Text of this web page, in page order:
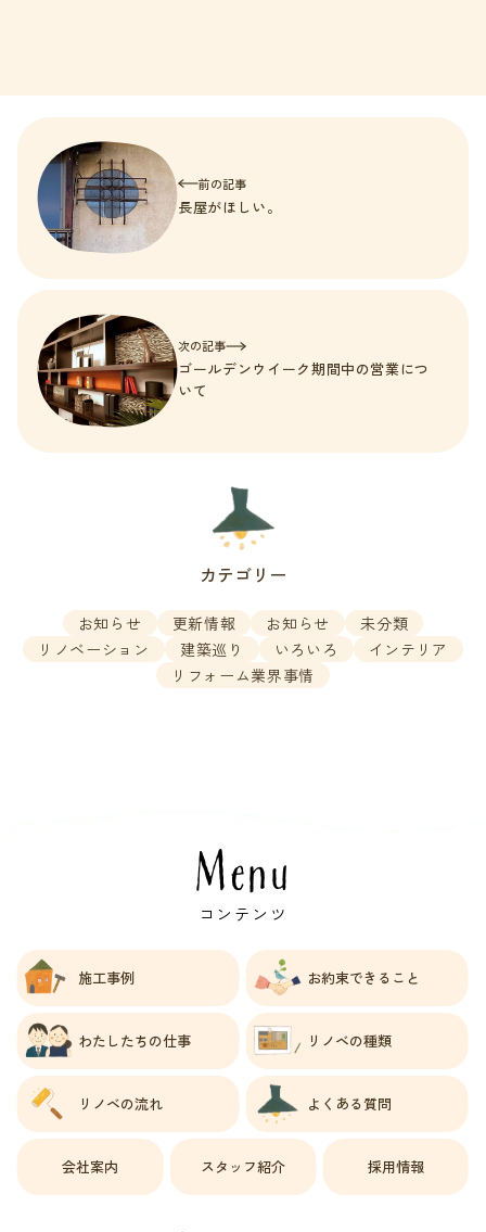
前の記事
長屋がほしい。
次の記事
ゴールデンウイーク期間中の営業につ
いて
カテゴリー
お知らせ 更新情報 お知らせ
未分類
リノベーション
建築巡り いろいろ
インテリア
リフォーム業界事情
Menu
コンテンツ
施工事例 お約束できること
わたしたちの仕事 リノベの種類
リノベの流れ よくある質問
会社案内 スタッフ紹介 採用情報